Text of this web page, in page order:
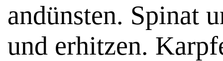
andünsten. Spinat
und erhitzen.